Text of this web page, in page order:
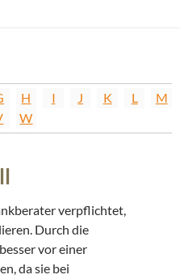
H I J K L
M
W
verpflichtet,
Durch die
vor einer
da sie bei